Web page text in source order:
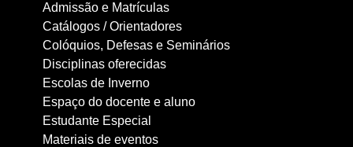
Admissão e Matrículas
Catálogos / Orientadores
Colóquios, Defesas e Seminários
Disciplinas oferecidas
Escolas de Inverno
Espaço do docente e aluno
Estudante Especial
Materiais de eventos